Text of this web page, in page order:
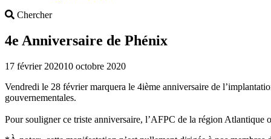
ChercherSearch
4e Anniversaire de Phénix
17 février 202010 octobre 2020
Vendredi le 28 février marquera le 4ième anniversaire de
gouvernementales.
Pour souligner ce triste anniversaire, l’AFPC de la région